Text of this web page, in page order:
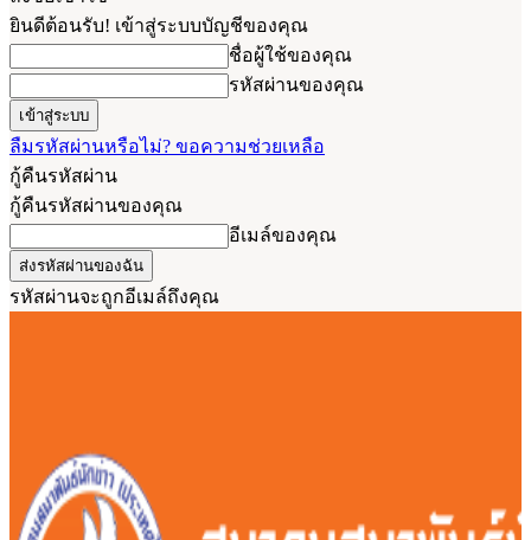
ยินดีต้อนรับ! เข้าสู่ระบบบัญชีของคุณ
ชื่อผู้ใช้ของคุณ
รหัสผ่านของคุณ
ลืมรหัสผ่านหรือไม่? ขอความช่วยเหลือ
กู้คืนรหัสผ่าน
กู้คืนรหัสผ่านของคุณ
อีเมล์ของคุณ
รหัสผ่านจะถูกอีเมล์ถึงคุณ